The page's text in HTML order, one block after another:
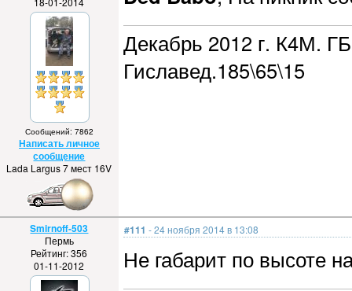
Сообщений: 7862
Написать личное
сообщение
Lada Largus 7 мест 16V
Декабрь 2012 г. К4М.
Гиславед.185\65\15
Smirnoff-503
Пермь
Рейтинг: 356
01-11-2012
#111 - 24 ноября 2014 в 13:08
Не габарит по высоте